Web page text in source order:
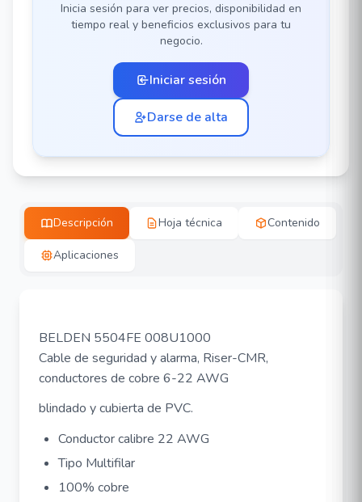
Inicia sesión para ver precios, disponibilidad en
tiempo real y beneficios exclusivos para tu
negocio.
Iniciar sesión
Darse de alta
Descripción Hoja técnica Contenido
Aplicaciones
BELDEN 5504FE 008U1000
Cable de seguridad y alarma, Riser-CMR,
conductores de cobre 6-22 AWG
blindado y cubierta de PVC.
Conductor calibre 22 AWG
Tipo Multifilar
100% cobre